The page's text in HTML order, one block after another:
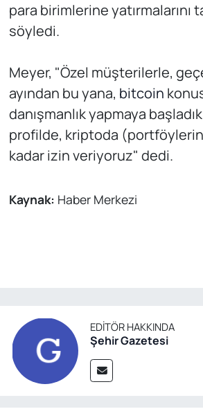
para birimlerine yatırmalarını
söyledi.
Meyer, "Özel müşterilerle,
ayından bu yana, bitcoin
danışmanlık yapmaya
profilde, kriptoda
kadar izin veriyoruz" dedi.
Kaynak: Haber Merkezi
EDITÖR HAKKINDA
Şehir Gazetesi